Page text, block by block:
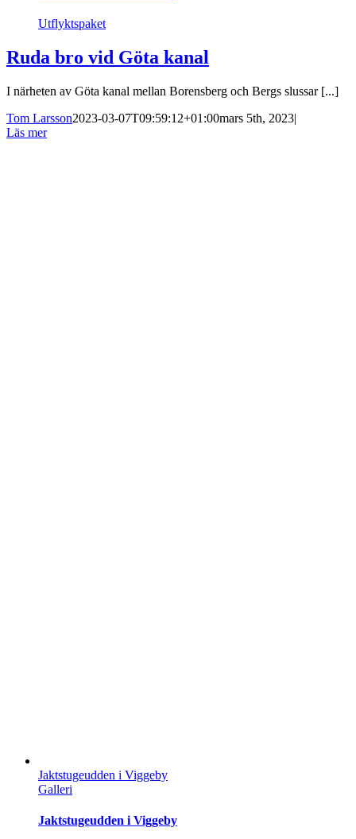
Utflyktspaket
Ruda bro vid Göta kanal
I närheten av Göta kanal mellan Borensberg och Bergs slussar [...]
Tom Larsson2023-03-07T09:59:12+01:00mars 5th, 2023|
Läs mer
Jaktstugeudden i Viggeby
Galleri
Jaktstugeudden i Viggeby